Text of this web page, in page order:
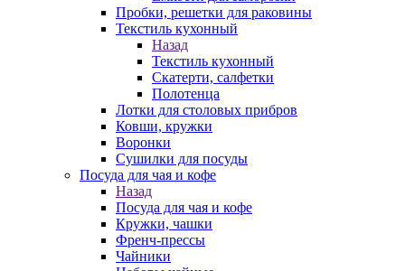
Пробки, решетки для раковины
Текстиль кухонный
Назад
Текстиль кухонный
Скатерти, салфетки
Полотенца
Лотки для столовых прибров
Ковши, кружки
Воронки
Сушилки для посуды
Посуда для чая и кофе
Назад
Посуда для чая и кофе
Кружки, чашки
Френч-прессы
Чайники